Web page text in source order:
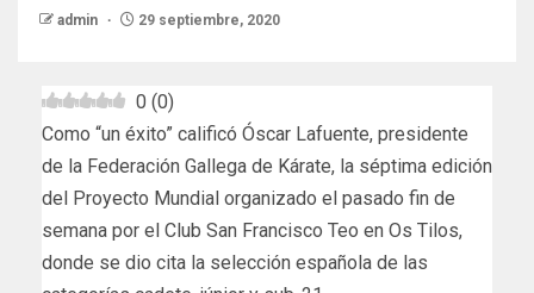
admin 29 septiembre, 2020
0 (0)
Como “un éxito” calificó Óscar Lafuente, presidente
de la Federación Gallega de Kárate, la séptima edición
del Proyecto Mundial organizado el pasado fin de
semana por el Club San Francisco Teo en Os Tilos,
donde se dio cita la selección española de las